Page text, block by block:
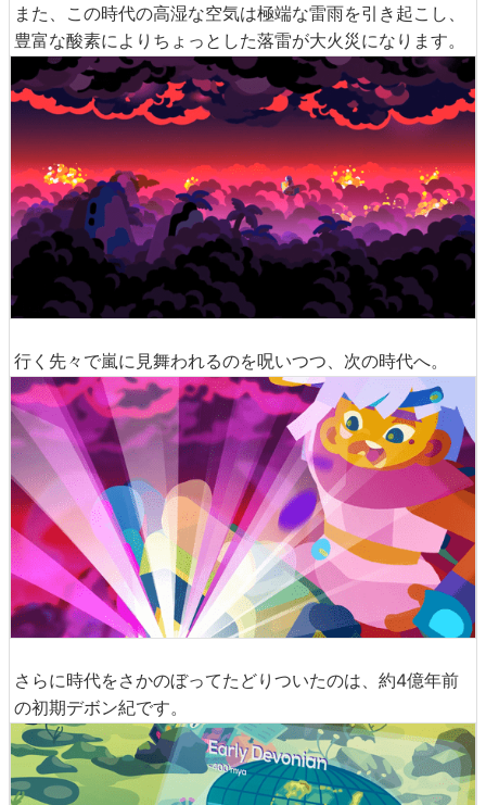
また、この時代の高湿な空気は極端な雷雨を引き起こし、
豊富な酸素によりちょっとした落雷が大火災になります。
行く先々で嵐に見舞われるのを呪いつつ、次の時代へ。
さらに時代をさかのぼってたどりついたのは、約4億年前
の初期デボン紀です。